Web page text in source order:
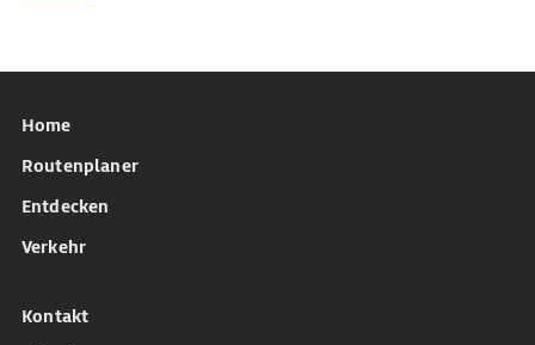
Home
Routenplaner
Entdecken
Verkehr
Kontakt